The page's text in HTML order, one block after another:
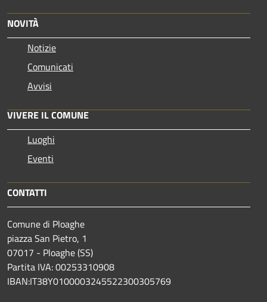
NOVITÀ
Notizie
Comunicati
Avvisi
VIVERE IL COMUNE
Luoghi
Eventi
CONTATTI
Comune di Ploaghe
piazza San Pietro, 1
07017 - Ploaghe (SS)
Partita IVA: 00253310908
IBAN:IT38Y0100003245522300305769